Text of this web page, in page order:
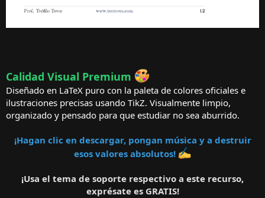
Calidad Visual Premium
Diseñado en LaTeX puro con la paleta de colores oficiales e
ilustraciones precisas usando TikZ. Visualmente limpio,
organizado y pensado para que estudiar no sea aburrido.
¡Hagan clic en descargar, pongan música y a destruir
esos valores absolutos!
¡Usa el tema de soporte respectivo a este recurso,
exprésate es GRATIS!